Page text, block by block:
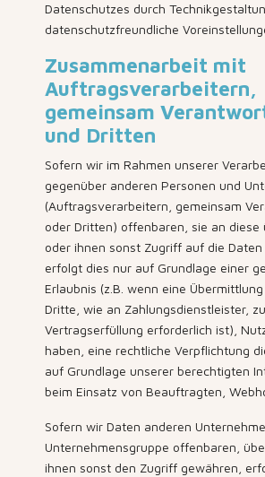
Datenschutzes durch
datenschutzfreundliche
Zusammenarbeit mit
Auftragsverarbeitern,
gemeinsam
und Dritten
Sofern wir im Rahmen unserer
gegenüber anderen Personen und
(Auftragsverarbeitern, gemeinsam
oder Dritten) offenbaren, sie an diese
oder ihnen sonst Zugriff auf die
erfolgt dies nur auf Grundlage einer
Erlaubnis (z.B. wenn eine
Dritte, wie an Zahlungsdienstleister,
Vertragserfüllung erforderlich ist),
haben, eine rechtliche Verpflichtung
auf Grundlage unserer berechtigten
beim Einsatz von Beauftragten,
Sofern wir Daten anderen
Unternehmensgruppe offenbaren,
ihnen sonst den Zugriff gewähren,